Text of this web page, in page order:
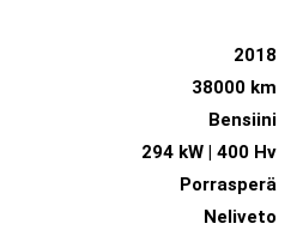
2018
38000 km
Bensiini
294 kW | 400 Hv
Porrasperä
Neliveto